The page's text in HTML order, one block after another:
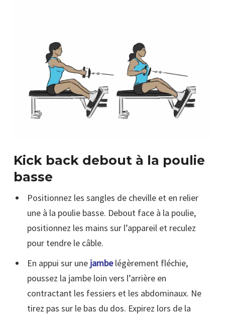
Kick back debout à la poulie
basse
Positionnez les sangles de cheville et en relier
une à la poulie basse. Debout face à la poulie,
positionnez les mains sur l’appareil et reculez
pour tendre le câble.
En appui sur une jambelégèrement fléchie,
poussez la jambe loin vers l’arrière en
contractant les fessiers et les abdominaux. Ne
tirez pas sur le bas du dos. Expirez lors de la